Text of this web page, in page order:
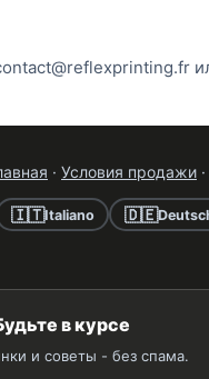
· Условия продажи ·
🇮🇹Italiano 🇩🇪
в курсе
и советы - без спама.